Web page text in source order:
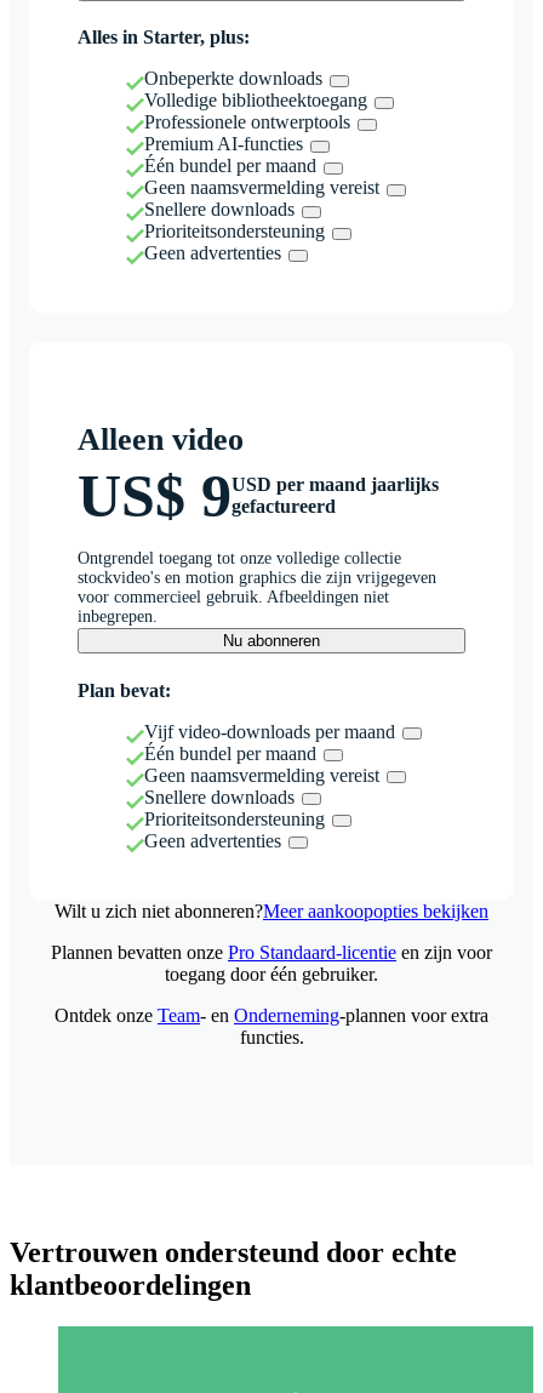
Alles in Starter, plus:
Onbeperkte downloads
Volledige bibliotheektoegang
Professionele ontwerptools
Premium AI-functies
Één bundel per maand
Geen naamsvermelding vereist
Snellere downloads
Prioriteitsondersteuning
Geen advertenties
Alleen video
US$ 9USD per maand jaarlijks
gefactureerd
Ontgrendel toegang tot onze volledige collectie
stockvideo's en motion graphics die zijn vrijgegeven
voor commercieel gebruik. Afbeeldingen niet
inbegrepen.
Nu abonneren
Plan bevat:
Vijf video-downloads per maand
Één bundel per maand
Geen naamsvermelding vereist
Snellere downloads
Prioriteitsondersteuning
Geen advertenties
Wilt u zich niet abonneren?Meer aankoopopties bekijken
Plannen bevatten onze Pro Standaard-licentie en zijn voor
toegang door één gebruiker.
Ontdek onze Team- en Onderneming-plannen voor extra
functies.
Vertrouwen ondersteund door echte
klantbeoordelingen